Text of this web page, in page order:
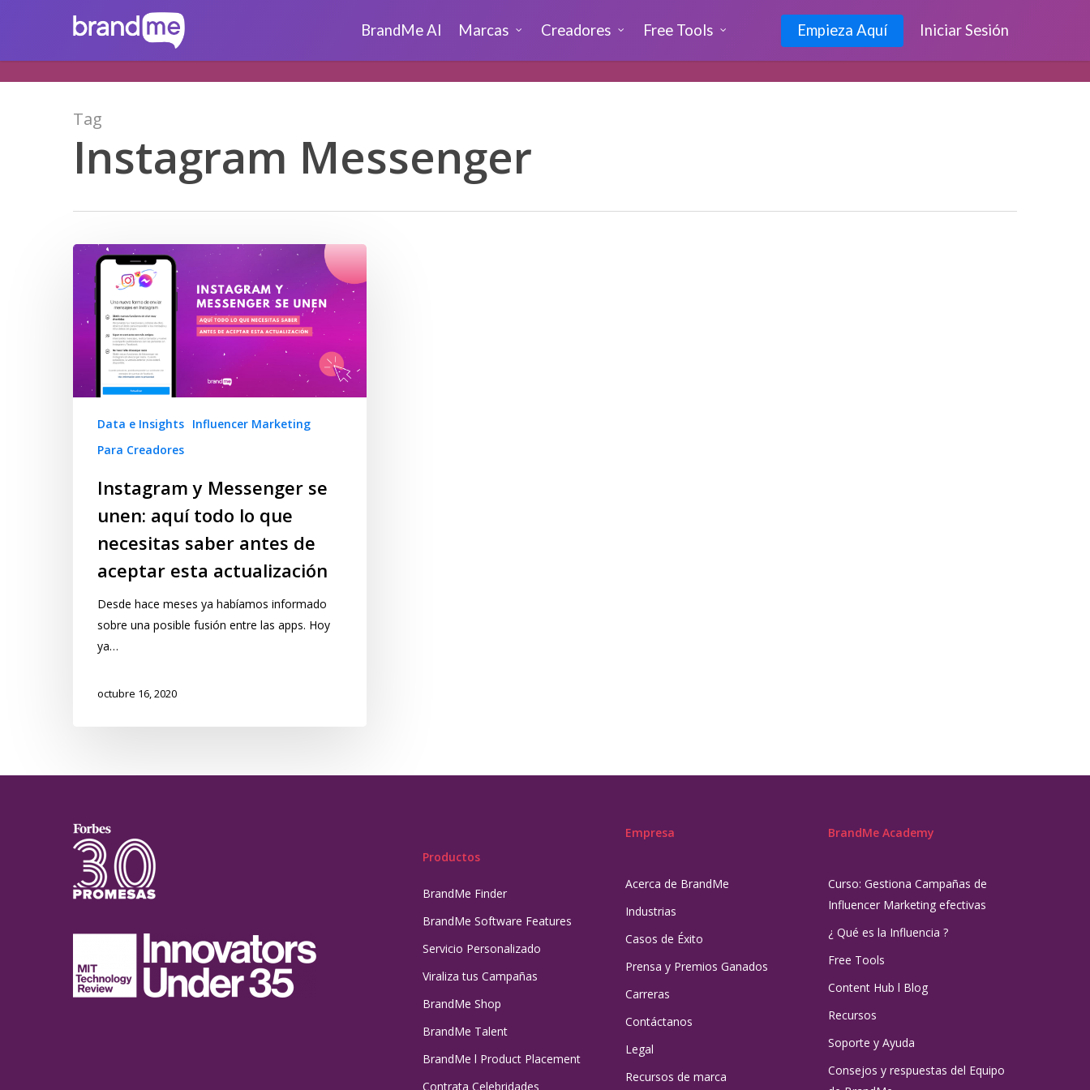
BrandMe AI Marcas Creadores Free Tools Empieza Aquí Iniciar Sesión
Tag
Instagram Messenger
Data e Insights Influencer Marketing
Para Creadores
Instagram y Messenger se
unen: aquí todo lo que
necesitas saber antes de
aceptar esta actualización
Desde hace meses ya habíamos informado
sobre una posible fusión entre las apps. Hoy
ya…
octubre 16, 2020
Productos
BrandMe Finder
BrandMe Software Features
Servicio Personalizado
Viraliza tus Campañas
BrandMe Shop
BrandMe Talent
BrandMe l Product Placement
Contrata Celebridades
Empresa
Acerca de BrandMe
Industrias
Casos de Éxito
Prensa y Premios Ganados
Carreras
Contáctanos
Legal
Recursos de marca
BrandMe Academy
Curso: Gestiona Campañas de
Influencer Marketing efectivas
¿ Qué es la Influencia ?
Free Tools
Content Hub l Blog
Recursos
Soporte y Ayuda
Consejos y respuestas del Equipo